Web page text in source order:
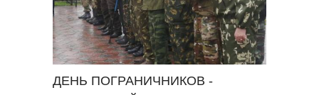
ДЕНЬ ПОГРАНИЧНИКОВ -